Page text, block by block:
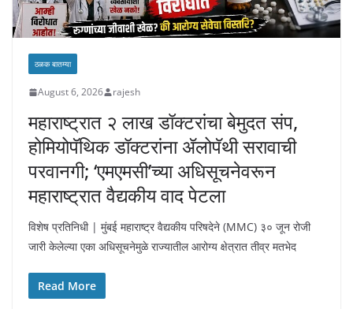
ठळक बातम्या
August 6, 2026 rajesh
महाराष्ट्रात २ लाख डॉक्टरांचा बेमुदत संप,
होमियोपॅथिक डॉक्टरांना ॲलोपॅथी सरावाची
परवानगी; ‘एमएमसी’च्या अधिसूचनेवरून
महाराष्ट्रात वैद्यकीय वाद पेटला
विशेष प्रतिनिधी | मुंबई महाराष्ट्र वैद्यकीय परिषदेने (MMC) ३० जून रोजी
जारी केलेल्या एका अधिसूचनेमुळे राज्यातील आरोग्य क्षेत्रात तीव्र मतभेद
Read More